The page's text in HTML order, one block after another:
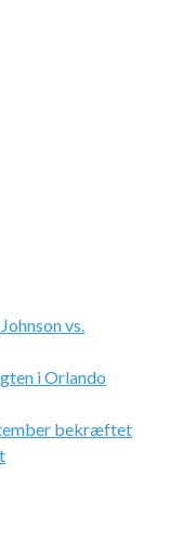
vs.
i Orlando
bekræftet